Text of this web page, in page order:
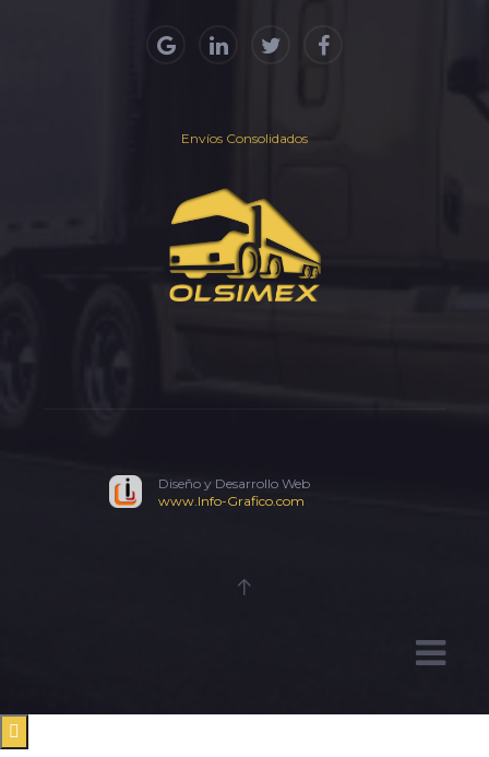
Envíos Consolidados
Diseño y Desarrollo Web
www.Info-Grafico.com
